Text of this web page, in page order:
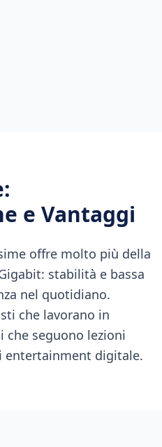
:
e Vantaggi
offre molto più della
stabilità e bassa
nel quotidiano.
che lavorano in
che seguono lezioni
entertainment digitale.